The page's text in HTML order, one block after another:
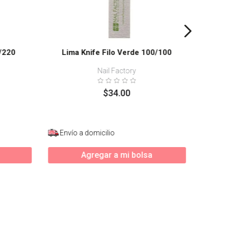
Lima Knife Filo Verde 100/100
Nail Factory
$34.00
Envío a domicilio
Agregar a mi bolsa